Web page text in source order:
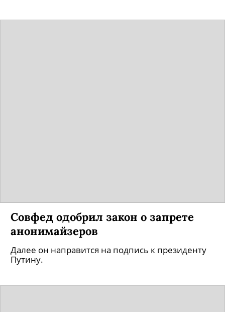
Совфед одобрил закон о запрете
анонимайзеров
Далее он направится на подпись к президенту
Путину.